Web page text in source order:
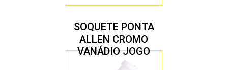
SOQUETE PONTA
ALLEN CROMO
VANÁDIO JOGO
COM 10 PEÇAS